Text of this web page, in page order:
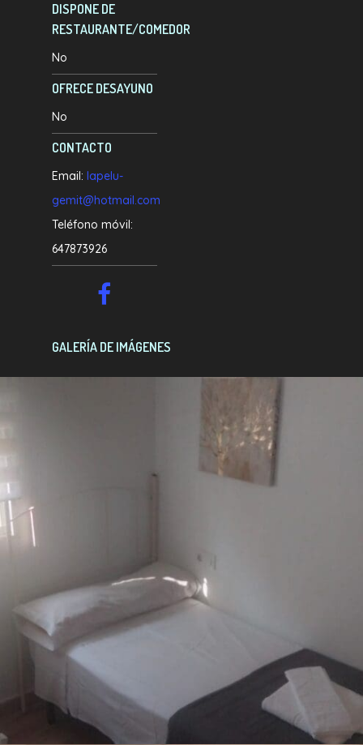
DISPONE DE
RESTAURANTE/COMEDOR
No
OFRECE DESAYUNO
No
CONTACTO
Email: lapelu-
gemit@hotmail.com
Teléfono móvil:
647873926
GALERÍA DE IMÁGENES